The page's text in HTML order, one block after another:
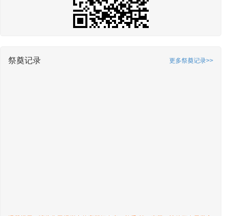
祭奠记录 更多祭奠记录>>